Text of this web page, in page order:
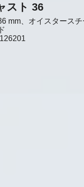
スト 36
mm、オイスタース
126201